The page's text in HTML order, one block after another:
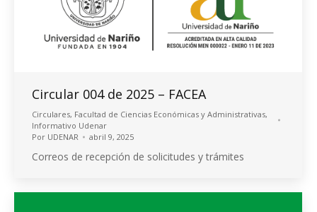
Circular 004 de 2025 – FACEA
Circulares, Facultad de Ciencias Económicas y Administrativas,
Informativo Udenar
Por UDENAR abril 9, 2025
Correos de recepción de solicitudes y trámites